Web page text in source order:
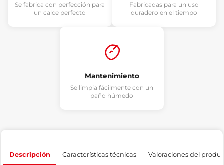
Se fabrica con perfección para
un calce perfecto
Fabricadas para un uso
duradero en el tiempo
Mantenimiento
Se limpia fácilmente con un
paño húmedo
Descripción Características técnicas Valoraciones del